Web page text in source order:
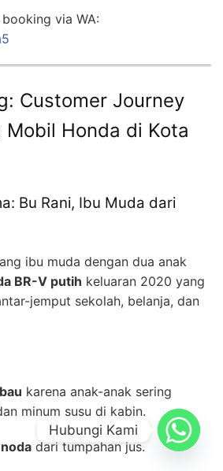
via WA:
Customer Journey
Honda di Kota
Bu Rani, Ibu Muda dari
ibu muda dengan dua anak
BR-V putih keluaran 2020 yang
jemput sekolah, belanja, dan
karena anak-anak sering
minum susu di kabin.
dari tumpahan jus.
Hubungi Kami